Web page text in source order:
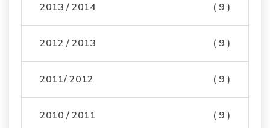
2013 / 2014 ( 9 )
2012 / 2013 ( 9 )
2011/ 2012 ( 9 )
2010 / 2011 ( 9 )